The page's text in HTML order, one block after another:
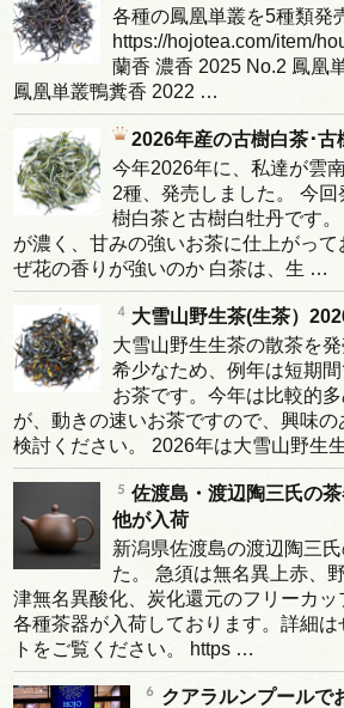
各種の鳳凰単叢を5種類発
https://hojotea.com/item/
蘭香 濃香 2025 No.2 鳳凰
鳳凰単叢鴨糞香 2022 …
2026年産の古樹白茶･古
今年2026年に、私達が雲
2種、発売しました。 今
樹白茶と古樹白牡丹です
が濃く、甘みの強いお茶に仕上がっ
ぜ花の香りが強いのか 白茶は、生 …
大雪山野生茶(生茶）
大雪山野生生茶の散茶を
希少なため、例年は短期
お茶です。今年は比較的
が、動きの速いお茶ですので、興味
検討ください。 2026年は大雪山野生
佐渡島・渡辺陶三氏の
他が入荷
新潟県佐渡島の渡辺陶三
た。 急須は無名異上赤、
津無名異酸化、炭化還元のフリーカ
各種茶器が入荷しております。詳細は
トをご覧ください。 https …
クアラルンプールで